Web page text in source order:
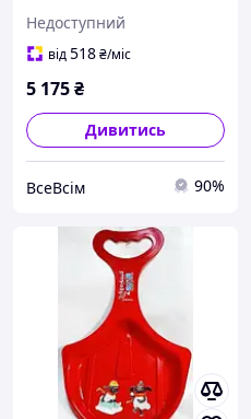
Недоступний
від518₴/міс
5 175₴
Дивитись
ВсеВсім 90%